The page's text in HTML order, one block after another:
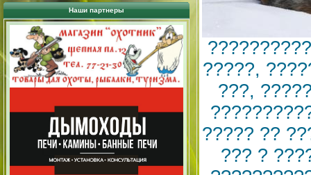
Наши партнеры
?????,
???,
????? ??
??? ?